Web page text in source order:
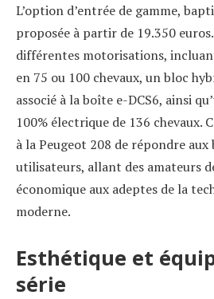
L’option d’entrée de gamme,
proposée à partir de 19.350
différentes motorisations,
en 75 ou 100 chevaux, un bloc
associé à la boîte e-DCS6, ainsi
100% électrique de 136 chevaux.
à la Peugeot 208 de répondre aux
utilisateurs, allant des amateurs
économique aux adeptes de la
moderne.
Esthétique et
série